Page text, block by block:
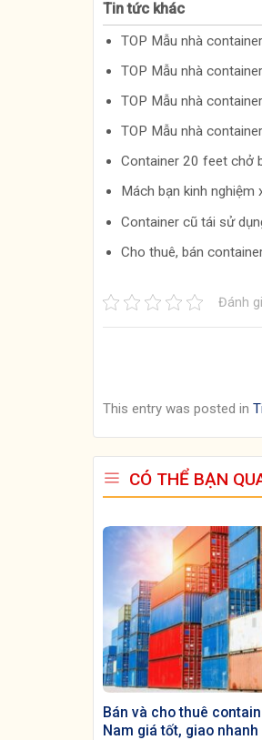
Tin tức khác
TOP Mẫu nhà
TOP Mẫu nhà
TOP Mẫu nhà
TOP Mẫu nhà
Container 20 feet chở
Mách bạn kinh
Container cũ tái sử
Cho thuê, bán
Đánh
This entry was posted in
CÓ THỂ BẠN
Bán và cho thuê
Nam giá tốt, giao nhanh